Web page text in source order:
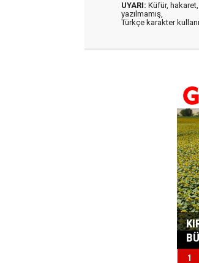
UYARI: Küfür,
yazılmamış,
Türkçe karakter